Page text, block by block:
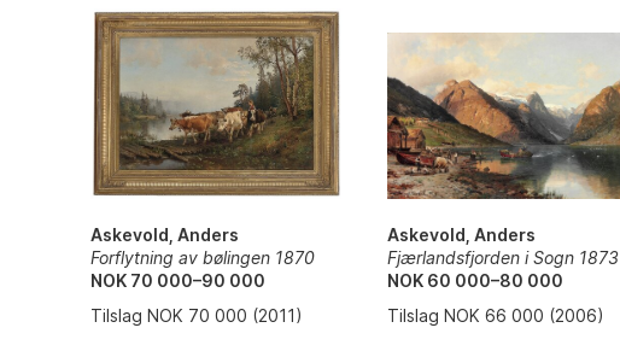
Askevold, Anders
Forflytning av bølingen 1870
NOK 70 000–90 000
Tilslag NOK 70 000 (2011)
Askevold, Anders
Fjærlandsfjorden i Sogn 1873
NOK 60 000–80 000
Tilslag NOK 66 000 (2006)